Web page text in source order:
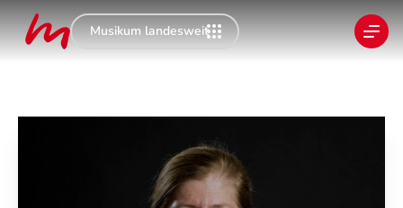
Musikum landesweit